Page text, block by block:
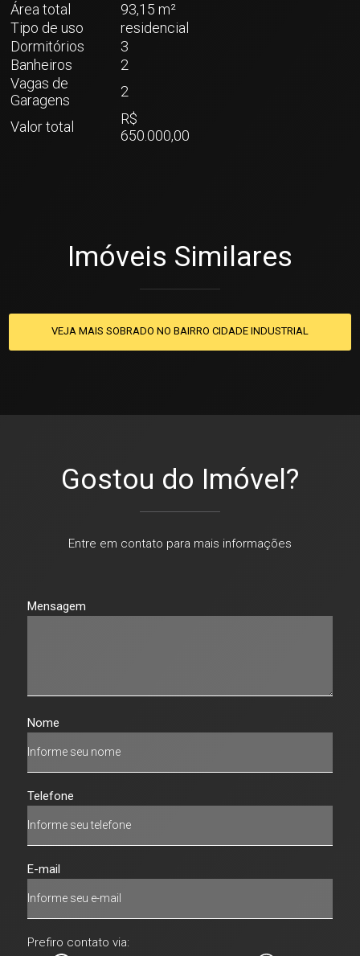
Área total
93,15 m²
Tipo de uso
residencial
Dormitórios
3
Banheiros
2
Vagas de
Garagens
2
Valor total
R$
650.000,00
Imóveis Similares
VEJA MAIS SOBRADO NO BAIRRO CIDADE INDUSTRIAL
Gostou do Imóvel?
Entre em contato para mais informações
Mensagem
Nome
Telefone
E-mail
Prefiro contato via: